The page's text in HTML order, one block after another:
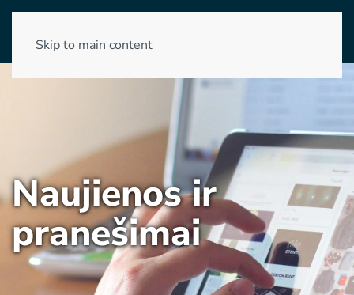
Skip to main content
Naujienos ir
pranešimai